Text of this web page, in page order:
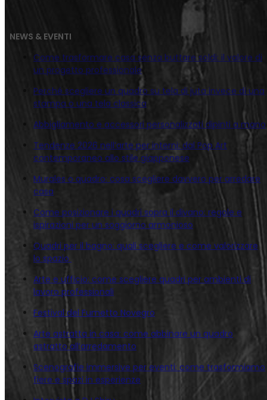
NEWS & EVENTI
Come trasformare casa senza buttare soldi: il valore di
un progetto professionale
Perché scegliere un quadro su tela di juta invece di una
stampa o una tela classica
Abbigliamento e accessori personalizzati dipinti a mano
Tendenze 2026 nell’arte per interni: dal Pop Art
contemporaneo allo stile giapponese
Murales o quadro: cosa scegliere davvero per arredare
casa
Come posizionare i quadri sopra il divano: regole e
ispirazioni per un soggiorno armonioso
Quadri per il bagno: quali scegliere e come valorizzare
lo spazio
Arte e ufficio: come scegliere quadri per ambienti di
lavoro professionali
Festival del Fumetto Novegro
Arte astratta in casa: come abbinare un quadro
astratto all’arredamento
Scenografie immersive per eventi: come trasformiamo
fiere e spazi in esperienze